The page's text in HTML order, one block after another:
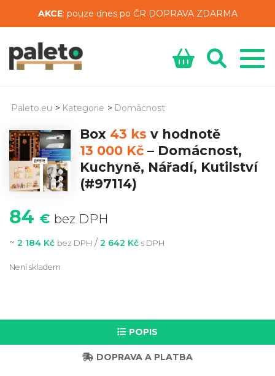
AKCE: pouze dnes po ČR DOPRAVA ZDARMA
Paleto.eu > Kategorie > Domácnost
Box 43 ks v hodnotě
13 000 Kč – Domácnost,
Kuchyně, Nářadí, Kutilství
(#97114)
84 € bez DPH
~ 2 184 Kč bez DPH / 2 642 Kč s DPH
Není skladem
POPIS
DOPRAVA A PLATBA